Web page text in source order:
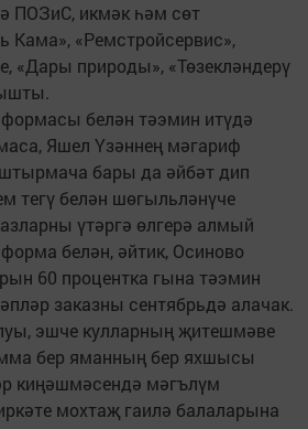
ПОЗиС, икмәк һәм сөт
Кама», «Ремстройсервис»,
«Дары природы», «Төзекләндерү
белән тәэмин итүдә
Яшел Үзәннең мәгариф
бары да әйбәт дип
тегү белән шөгыльләнүче
үтәргә өлгерә алмый
белән, әйтик, Осиново
60 процентка гына тәэмин
заказны сентябрьдә алачак.
эшче кулларның җитешмәве
бер яманның бер яхшысы
киңәшмәсендә мәгълүм
мохтаҗ гаилә балаларына